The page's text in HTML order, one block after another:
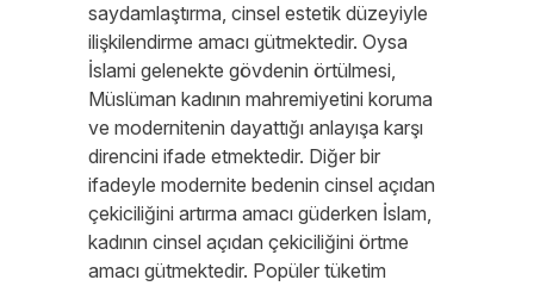
saydamlaştırma, cinsel estetik düzeyiyle
ilişkilendirme amacı gütmektedir. Oysa
İslami gelenekte gövdenin örtülmesi,
Müslüman kadının mahremiyetini koruma
ve modernitenin dayattığı anlayışa karşı
direncini ifade etmektedir. Diğer bir
ifadeyle modernite bedenin cinsel açıdan
çekiciliğini artırma amacı güderken İslam,
kadının cinsel açıdan çekiciliğini örtme
amacı gütmektedir. Popüler tüketim